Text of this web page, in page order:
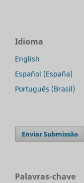
Idioma
English
Español (España)
Português (Brasil)
Enviar Submissão
Palavras-chave